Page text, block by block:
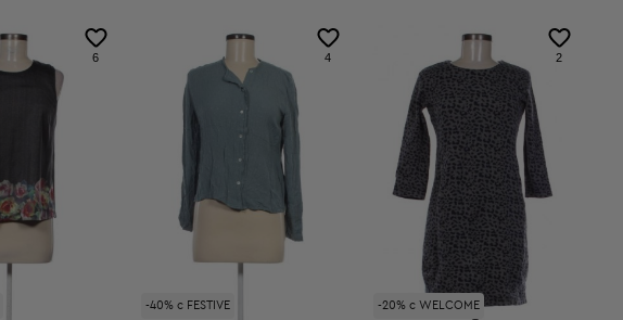
6
-40% с FESTIVE
4
-20% с WELCOME
2